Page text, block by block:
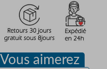
Vous aimerez